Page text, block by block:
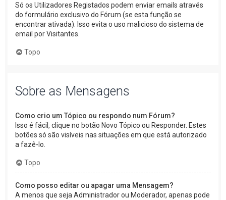
Só os Utilizadores Registados podem enviar emails através
do formulário exclusivo do Fórum (se esta função se
encontrar ativada). Isso evita o uso malicioso do sistema de
email por Visitantes.
Topo
Sobre as Mensagens
Como crio um Tópico ou respondo num Fórum?
Isso é fácil, clique no botão Novo Tópico ou Responder. Estes
botões só são visíveis nas situações em que está autorizado
a fazê-lo.
Topo
Como posso editar ou apagar uma Mensagem?
A menos que seja Administrador ou Moderador, apenas pode